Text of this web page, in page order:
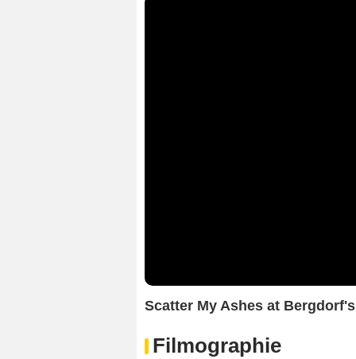
Scatter My Ashes at
Filmographie